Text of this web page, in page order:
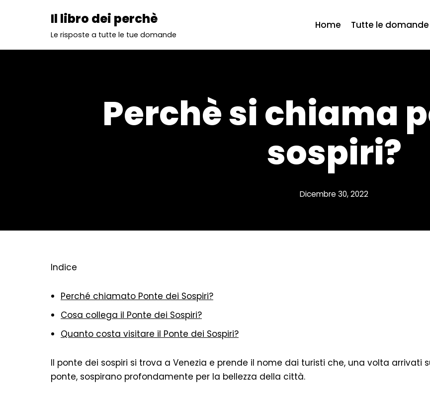
Il libro dei perchè
Le risposte a tutte le tue domande
Home Tutte le domande
Perchè si chiama
sospiri?
Dicembre 30, 2022
Indice
Perché chiamato Ponte dei Sospiri?
Cosa collega il Ponte dei Sospiri?
Quanto costa visitare il Ponte dei Sospiri?
Il ponte dei sospiri si trova a Venezia e prende il nome dai turisti che, una volta arrivati
ponte, sospirano profondamente per la bellezza della città.